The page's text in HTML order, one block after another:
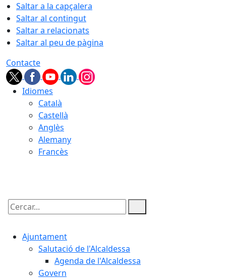
Saltar a la capçalera
Saltar al contingut
Saltar a relacionats
Saltar al peu de pàgina
Contacte
Idiomes
Català
Castellà
Anglès
Alemany
Francès
Cercar:
Ajuntament
Salutació de l'Alcaldessa
Agenda de l'Alcaldessa
Govern